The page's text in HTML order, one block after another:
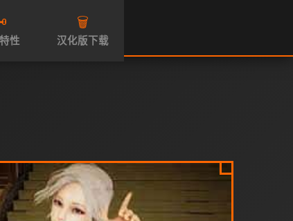
性
🗑️
汉化版下载